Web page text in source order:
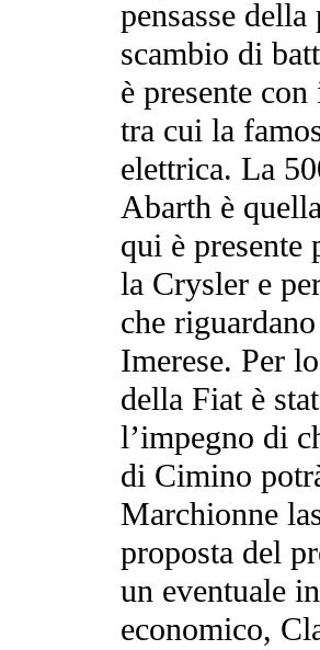
pensasse
scambio di
è presente
tra cui la
elettrica. La
Abarth è
qui è presente
la Crysler e
che
Imerese. Per
della Fiat è
l’impegno di
di Cimino
Marchionne
proposta del
un eventuale
economico,